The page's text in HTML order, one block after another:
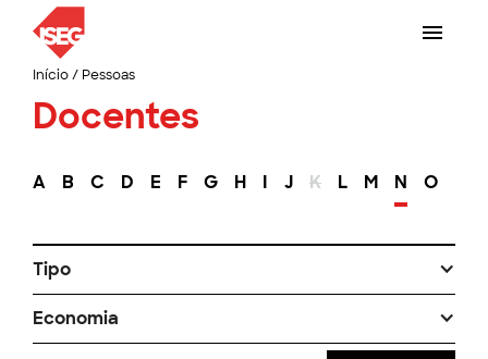
Início/ Pessoas
Docentes
A B C D E F G H I J K L M N O
Tipo
Economia